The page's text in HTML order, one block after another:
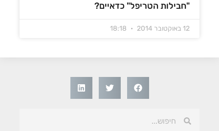
"חבילות הטריפל" כדאיים?
12 באוקטובר 2014